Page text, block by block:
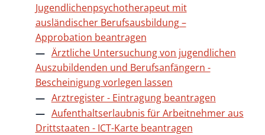
Jugendlichenpsychotherapeut mit
ausländischer Berufsausbildung –
Approbation beantragen
Ärztliche Untersuchung von jugendlichen
Auszubildenden und Berufsanfängern -
Bescheinigung vorlegen lassen
Arztregister - Eintragung beantragen
Aufenthaltserlaubnis für Arbeitnehmer aus
Drittstaaten - ICT-Karte beantragen